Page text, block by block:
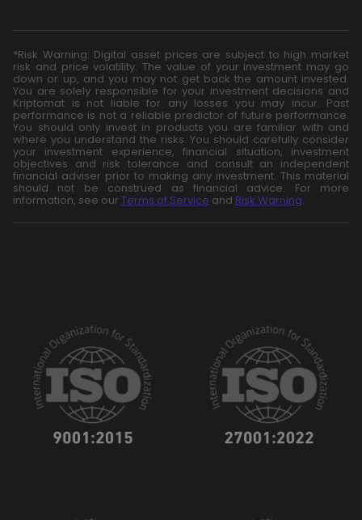
*Risk Warning: Digital asset prices are subject to high market
risk and price volatility. The value of your investment may go
down or up, and you may not get back the amount invested.
You are solely responsible for your investment decisions and
Kriptomat is not liable for any losses you may incur. Past
performance is not a reliable predictor of future performance.
You should only invest in products you are familiar with and
where you understand the risks. You should carefully consider
your investment experience, financial situation, investment
objectives and risk tolerance and consult an independent
financial adviser prior to making any investment. This material
should not be construed as financial advice. For more
information, see our Terms of Service and Risk Warning.